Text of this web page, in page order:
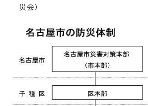
災会）